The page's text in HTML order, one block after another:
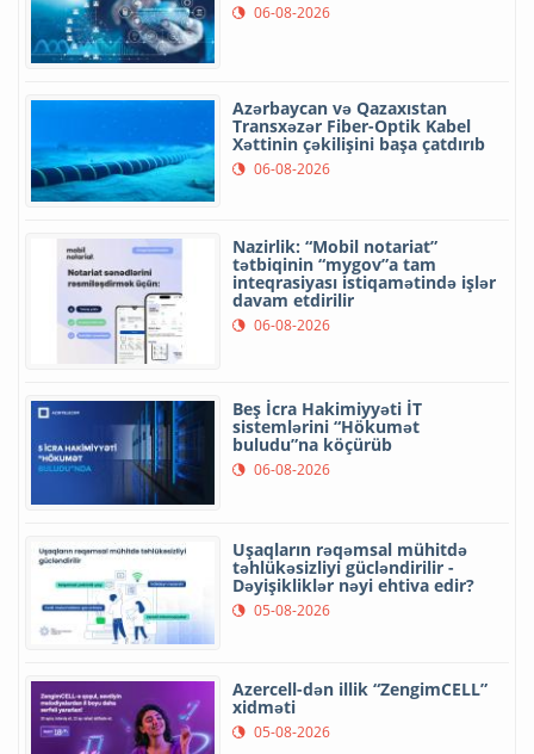
06-08-2026
Azərbaycan və Qazaxıstan
Transxəzər Fiber-Optik Kabel
Xəttinin çəkilişini başa çatdırıb
06-08-2026
Nazirlik: “Mobil notariat”
tətbiqinin “mygov”a tam
inteqrasiyası istiqamətində işlər
davam etdirilir
06-08-2026
Beş İcra Hakimiyyəti İT
sistemlərini “Hökumət
buludu”na köçürüb
06-08-2026
Uşaqların rəqəmsal mühitdə
təhlükəsizliyi gücləndirilir -
Dəyişikliklər nəyi ehtiva edir?
05-08-2026
Azercell-dən illik “ZengimCELL”
xidməti
05-08-2026